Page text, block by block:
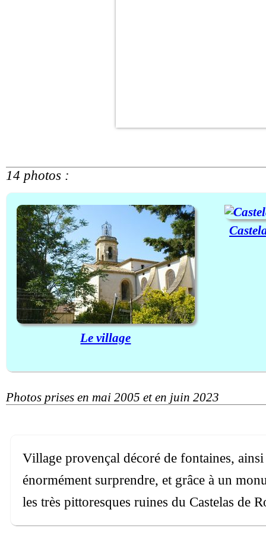
14 photos :
Le village
Photos prises en mai 2005 et en juin 2023
Village provençal décoré de fontaines,
énormément surprendre, et grâce à un
les très pittoresques ruines du Castelas de